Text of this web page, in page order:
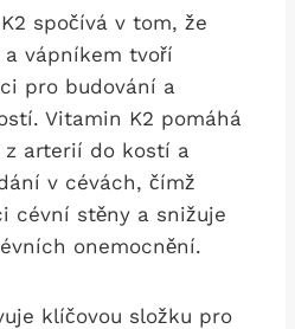
spočívá v tom, že
vápníkem tvoří
pro budování a
Vitamin K2 pomáhá
z arterií do kostí a
v cévách, čímž
cévní stěny a snižuje
onemocnění.
klíčovou složku pro